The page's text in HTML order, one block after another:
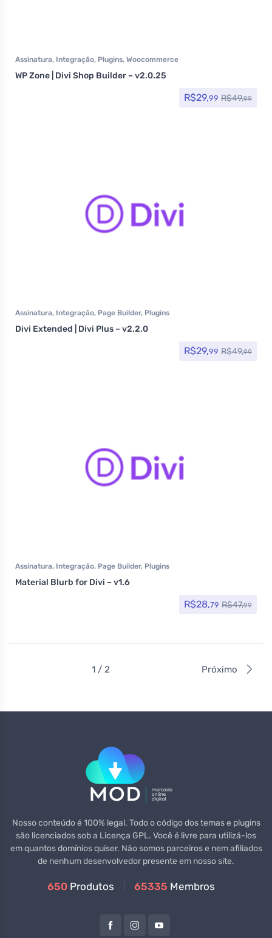
Assinatura, Integração, Plugins, Woocommerce
WP Zone | Divi Shop Builder – v2.0.25
R$29,99 R$49,99
Assinatura, Integração, Page Builder, Plugins
Divi Extended | Divi Plus – v2.2.0
R$29,99 R$49,99
Assinatura, Integração, Page Builder, Plugins
Material Blurb for Divi – v1.6
R$28,79 R$47,99
1 / 2 Próximo
Nosso conteúdo é 100% legal. Todo o código dos temas e plugins
são licenciados sob a Licença GPL. Você é livre para utilizá-los
em quantos domínios quiser. Não somos parceiros e nem afiliados
de nenhum desenvolvedor presente em nosso site.
650 Produtos 65335 Membros